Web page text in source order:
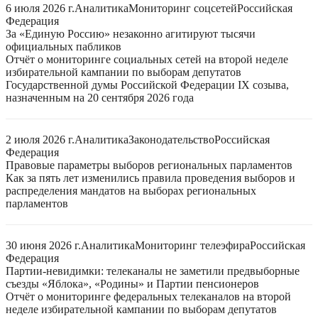
6 июля 2026 г.АналитикаМониторинг соцсетейРоссийская
Федерация
За «Единую Россию» незаконно агитируют тысячи
официальных пабликов
Отчёт о мониторинге социальных сетей на второй неделе
избирательной кампании по выборам депутатов
Государственной думы Российской Федерации IX созыва,
назначенным на 20 сентября 2026 года
2 июля 2026 г.АналитикаЗаконодательствоРоссийская
Федерация
Правовые параметры выборов региональных парламентов
Как за пять лет изменились правила проведения выборов и
распределения мандатов на выборах региональных
парламентов
30 июня 2026 г.АналитикаМониторинг телеэфираРоссийская
Федерация
Партии-невидимки: телеканалы не заметили предвыборные
съезды «Яблока», «Родины» и Партии пенсионеров
Отчёт о мониторинге федеральных телеканалов на второй
неделе избирательной кампании по выборам депутатов